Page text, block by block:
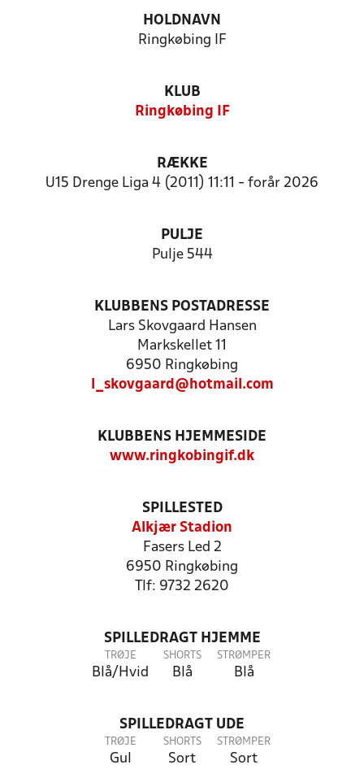
HOLDNAVN
Ringkøbing IF
KLUB
Ringkøbing IF
RÆKKE
U15 Drenge Liga 4 (2011) 11:11 - forår 2026
PULJE
Pulje 544
KLUBBENS POSTADRESSE
Lars Skovgaard Hansen
Markskellet 11
6950 Ringkøbing
l_skovgaard@hotmail.com
KLUBBENS HJEMMESIDE
www.ringkobingif.dk
SPILLESTED
Alkjær Stadion
Fasers Led 2
6950 Ringkøbing
Tlf: 9732 2620
SPILLEDRAGT HJEMME
TRØJE
Blå/Hvid
SHORTS
Blå
STRØMPER
Blå
SPILLEDRAGT UDE
TRØJE
Gul
SHORTS
Sort
STRØMPER
Sort